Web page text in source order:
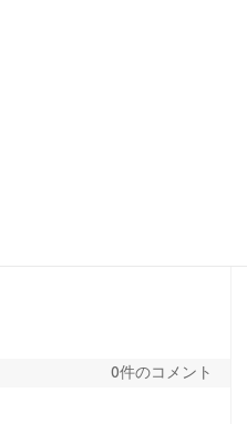
0件のコメント